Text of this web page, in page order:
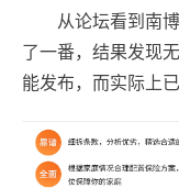
从论坛看到南
了一番，结果发现
能发布，而实际上
情况下把插件全部
认主题，通过一遍